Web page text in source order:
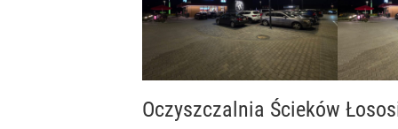
Oczyszczalnia Ścieków